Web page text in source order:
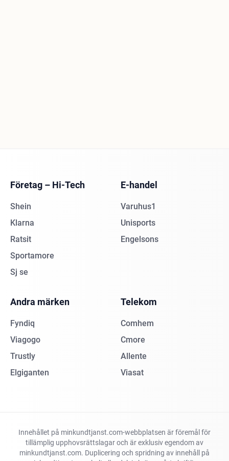
Företag – Hi-Tech
Shein
Klarna
Ratsit
Sportamore
Sj se
E-handel
Varuhus1
Unisports
Engelsons
Andra märken
Fyndiq
Viagogo
Trustly
Elgiganten
Telekom
Comhem
Cmore
Allente
Viasat
Innehållet på minkundtjanst.com-webbplatsen är föremål för
tillämplig upphovsrättslagar och är exklusiv egendom av
minkundtjanst.com. Duplicering och spridning av innehåll på